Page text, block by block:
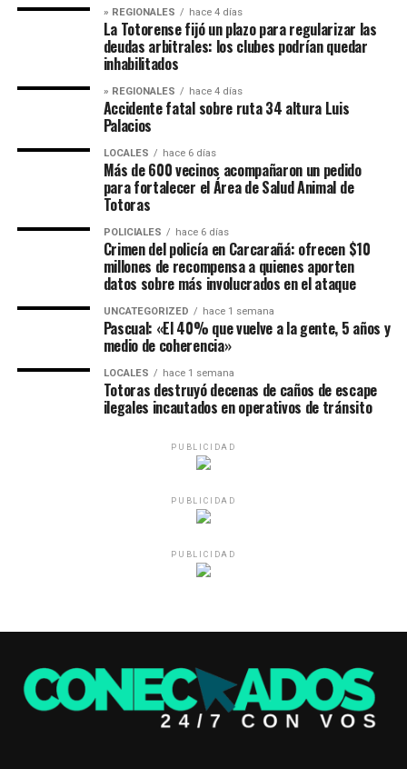
» REGIONALES hace 4 días
La Totorense fijó un plazo para regularizar las
deudas arbitrales: los clubes podrían quedar
inhabilitados
» REGIONALES hace 4 días
Accidente fatal sobre ruta 34 altura Luis
Palacios
LOCALES hace 6 días
Más de 600 vecinos acompañaron un pedido
para fortalecer el Área de Salud Animal de
Totoras
POLICIALES hace 6 días
Crimen del policía en Carcarañá: ofrecen $10
millones de recompensa a quienes aporten
datos sobre más involucrados en el ataque
UNCATEGORIZED hace 1 semana
Pascual: «El 40% que vuelve a la gente, 5 años y
medio de coherencia»
LOCALES hace 1 semana
Totoras destruyó decenas de caños de escape
ilegales incautados en operativos de tránsito
PUBLICIDAD
PUBLICIDAD
PUBLICIDAD